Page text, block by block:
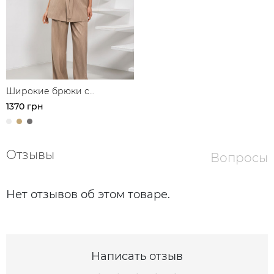
Широкие брюки с
защипами
1370 грн
Отзывы Вопросы
Нет отзывов об этом товаре.
Написать отзыв